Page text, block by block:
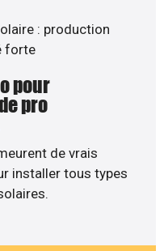
pour
pro
de vrais
installer tous types